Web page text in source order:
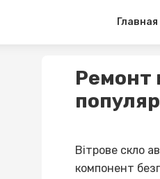
Главная
Ремонт
Вітрове скло
компонент